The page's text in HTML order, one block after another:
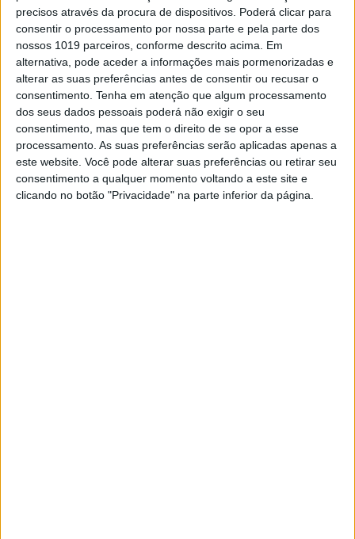
precisos através da procura de dispositivos. Poderá clicar para
consentir o processamento por nossa parte e pela parte dos
nossos 1019 parceiros, conforme descrito acima. Em
alternativa, pode aceder a informações mais pormenorizadas e
alterar as suas preferências antes de consentir ou recusar o
consentimento. Tenha em atenção que algum processamento
dos seus dados pessoais poderá não exigir o seu
consentimento, mas que tem o direito de se opor a esse
processamento. As suas preferências serão aplicadas apenas a
este website. Você pode alterar suas preferências ou retirar seu
consentimento a qualquer momento voltando a este site e
clicando no botão "Privacidade" na parte inferior da página.
FINANÇAS COM CABEÇA
Como funcionam os apoios para
comprar casa antes dos 35 anos